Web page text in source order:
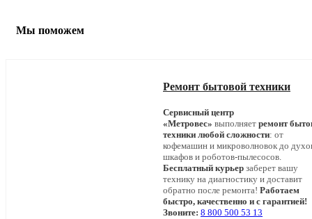
Мы поможем
Ремонт бытовой техники
Сервисный центр
«Метровес» выполняет ремонт
техники любой сложности: от
кофемашин и микроволновок до
шкафов и роботов-пылесосов.
Бесплатный курьер заберет вашу
технику на диагностику и доставит
обратно после ремонта! Работаем
быстро, качественно и с гарантией!
Звоните: 8 800 500 53 13